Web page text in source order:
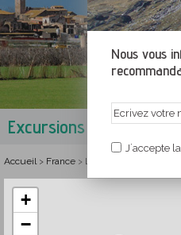
Nous vous
J´accepte la
Excursions dans les
Accueil> France > Languedoc-Roussillon
+
−